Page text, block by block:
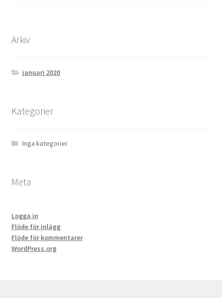
Arkiv
januari 2020
Kategorier
Inga kategorier
Meta
Logga in
Flöde för inlägg
Flöde för kommentarer
WordPress.org